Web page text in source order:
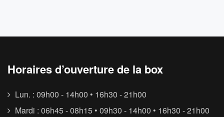
Horaires d’ouverture de la box
Lun. : 09h00 - 14h00 • 16h30 - 21h00
Mardi : 06h45 - 08h15 • 09h30 - 14h00 • 16h30 - 21h00